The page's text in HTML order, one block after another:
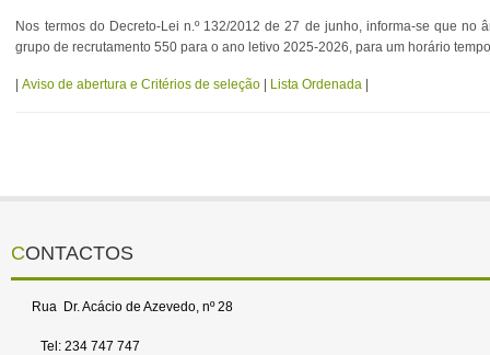
Nos termos do Decreto-Lei n.º 132/2012 de 27 de junho, informa-se que
grupo de recrutamento 550 para o ano letivo 2025-2026, para um horário
|Aviso de abertura e Critérios de seleção Lista Ordenada
CONTACTOS
Rua Dr. Acácio de Azevedo, nº 28
Tel: 234 747 747